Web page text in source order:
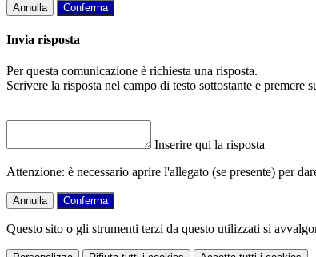
Annulla Conferma
Invia risposta
Per questa comunicazione è richiesta una risposta.
Scrivere la risposta nel campo di testo sottostante e
Inserire qui la risposta
Attenzione: è necessario aprire l'allegato (se presente) per
Annulla Conferma
Questo sito o gli strumenti terzi da questo utilizzati si